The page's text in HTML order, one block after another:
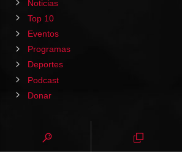
Noticias
Top 10
Eventos
Programas
Deportes
Podcast
Donar